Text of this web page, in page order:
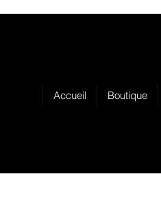
Accueil Boutique